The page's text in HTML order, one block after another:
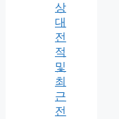
상
대
전
적
및
최
근
전